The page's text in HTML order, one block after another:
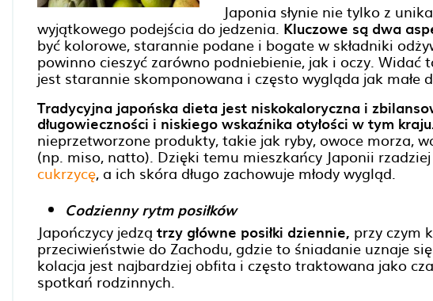
Japonia słynie nie tylko z
wyjątkowego podejścia do jedzenia. Kluczowe są dwa
być kolorowe, starannie podane i bogate w składniki
powinno cieszyć zarówno podniebienie, jak i oczy.
jest starannie skomponowana i często wygląda jak małe
Tradycyjna japońska dieta jest niskokaloryczna i
długowieczności i niskiego wskaźnika otyłości w tym
nieprzetworzone produkty, takie jak ryby, owoce morza,
(np. miso, natto). Dzięki temu mieszkańcy Japonii
cukrzycę, a ich skóra długo zachowuje młody wygląd.
Codzienny rytm posiłków
Japończycy jedzą trzy główne posiłki dziennie, przy czym
przeciwieństwie do Zachodu, gdzie to śniadanie uznaje
kolacja jest najbardziej obfita i często traktowana jako
spotkań rodzinnych.